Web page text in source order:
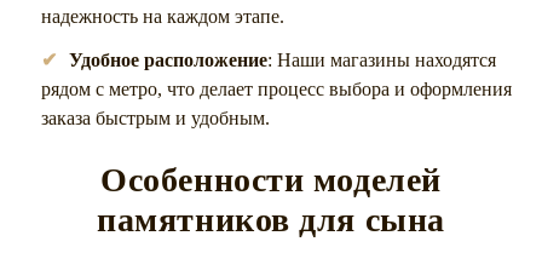
надежность на каждом этапе.
Удобное расположение: Наши магазины находятся
рядом с метро, что делает процесс выбора и оформления
заказа быстрым и удобным.
Особенности моделей
памятников для сына